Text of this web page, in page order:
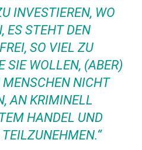
INVESTIEREN, WO
ES STEHT DEN
SO VIEL ZU
SIE WOLLEN, (ABER)
MENSCHEN NICHT
AN KRIMINELL
HANDEL UND